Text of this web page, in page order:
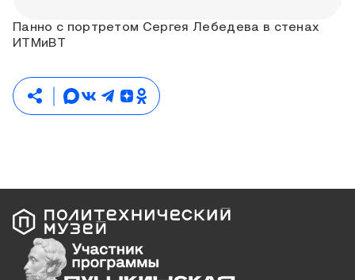
Панно с портретом Сергея Лебедева в стенах
ИТМиВТ